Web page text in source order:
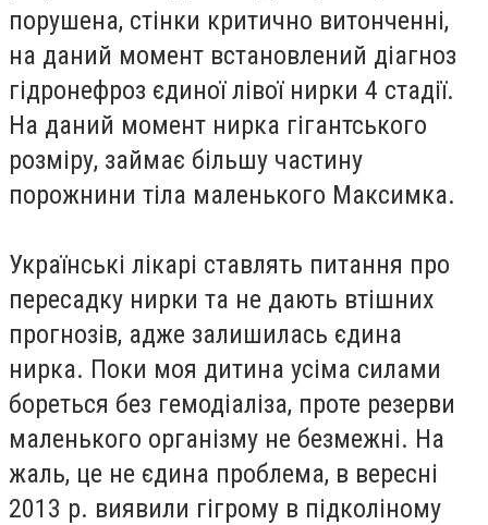
порушена, стінки критично витонченні,
на даний момент встановлений діагноз
гідронефроз єдиної лівої нирки 4 стадії.
На даний момент нирка гігантського
розміру, займає більшу частину
порожнини тіла маленького Максимка.
Українські лікарі ставлять питання про
пересадку нирки та не дають втішних
прогнозів, адже залишилась єдина
нирка. Поки моя дитина усіма силами
бореться без гемодіаліза, проте резерви
маленького організму не безмежні. На
жаль, це не єдина проблема, в вересні
2013 р. виявили гігрому в підколіному